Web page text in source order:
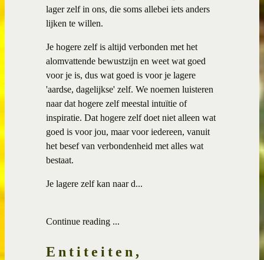
lager zelf in ons, die soms allebei iets anders
lijken te willen.
Je hogere zelf is altijd verbonden met het
alomvattende bewustzijn en weet wat goed
voor je is, dus wat goed is voor je lagere
'aardse, dagelijkse' zelf. We noemen luisteren
naar dat hogere zelf meestal intuïtie of
inspiratie. Dat hogere zelf doet niet alleen wat
goed is voor jou, maar voor iedereen, vanuit
het besef van verbondenheid met alles wat
bestaat.
Je lagere zelf kan naar d...
Continue reading ...
Entiteiten,